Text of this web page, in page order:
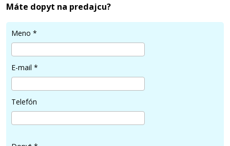
HP 128A, HP CE320AD (Čierny) multipack
Súprava kompatibilných tonerov
Máte dopyt na predajcu?
Meno *
E-mail *
Telefón